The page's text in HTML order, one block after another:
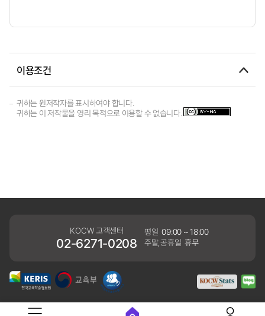
이용조건
귀하는 원저작자를 표시하여야 합니다.
귀하는 이 저작물을 영리 목적으로 이용할 수 없습니다.
KOCW 고객센터
02-6271-0208
평일 09:00 ~ 18:00
주말,공휴일 휴무